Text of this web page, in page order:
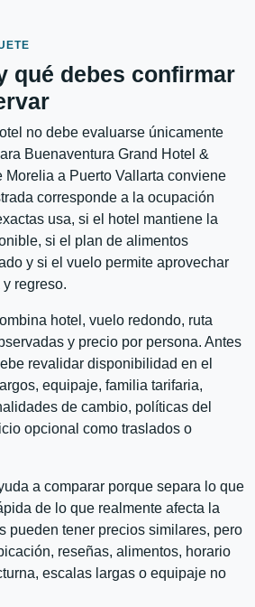
qué debes confirmar
no debe evaluarse únicamente
Buenaventura Grand Hotel &
Morelia a Puerto Vallarta conviene
corresponde a la ocupación
usa, si el hotel mantiene la
si el plan de alimentos
y si el vuelo permite aprovechar
regreso.
hotel, vuelo redondo, ruta
y precio por persona. Antes
revalidar disponibilidad en el
equipaje, familia tarifaria,
de cambio, políticas del
opcional como traslados o
a comparar porque separa lo que
de lo que realmente afecta la
pueden tener precios similares, pero
reseñas, alimentos, horario
escalas largas o equipaje no